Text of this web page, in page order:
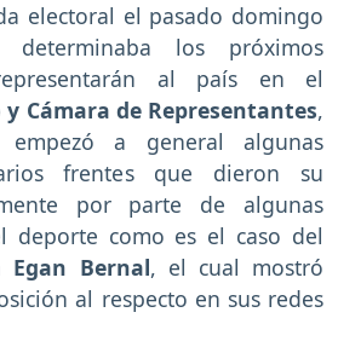
electoral el pasado domingo
determinaba los próximos
al país en el
y Cámara de Representantes,
a general algunas
frentes que dieron su
por parte de algunas
deporte como es el caso del
Egan Bernal, el cual mostró
al respecto en sus redes